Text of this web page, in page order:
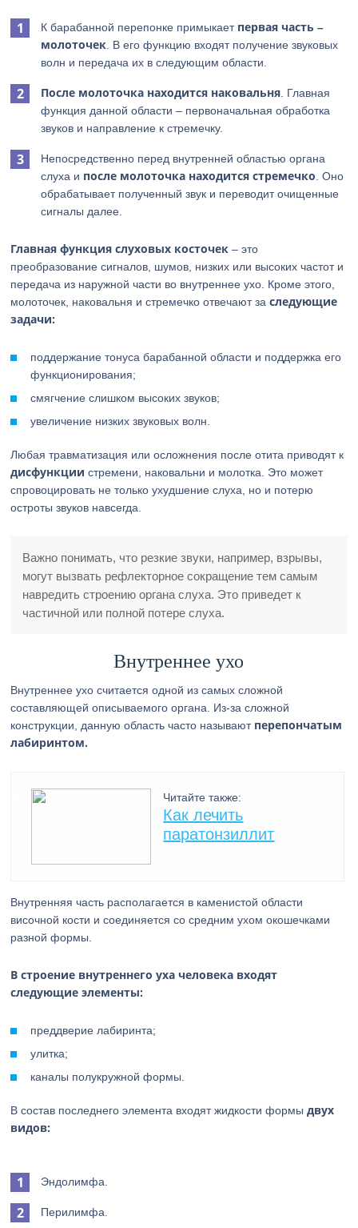
К барабанной перепонке примыкает первая часть –
молоточек . В его функцию входят получение звуковых
волн и передача их в следующим области.
После молоточка находится наковальня . Главная
функция данной области – первоначальная обработка
звуков и направление к стремечку.
Непосредственно перед внутренней областью органа
слуха и после молоточка находится стремечко . Оно
обрабатывает полученный звук и переводит очищенные
сигналы далее.
Главная функция слуховых косточек – это
преобразование сигналов, шумов, низких или высоких частот и
передача из наружной части во внутреннее ухо. Кроме этого,
молоточек, наковальня и стремечко отвечают заследующие
задачи:
поддержание тонуса барабанной области и поддержка его
функционирования;
смягчение слишком высоких звуков;
увеличение низких звуковых волн.
Любая травматизация или осложнения после отита приводят к
дисфункции стремени, наковальни и молотка. Это может
спровоцировать не только ухудшение слуха, но и потерю
остроты звуков навсегда.
Важно понимать, что резкие звуки, например, взрывы,
могут вызвать рефлекторное сокращение тем самым
навредить строению органа слуха. Это приведет к
частичной или полной потере слуха.
Внутреннее ухо
Внутреннее ухо считается одной из самых сложной
составляющей описываемого органа. Из-за сложной
конструкции, данную область часто называют перепончатым
лабиринтом.
Читайте также:
Как лечить
паратонзиллит
Внутренняя часть располагается в каменистой области
височной кости и соединяется со средним ухом окошечками
разной формы.
В строение внутреннего уха человека входят
следующие элементы:
преддверие лабиринта;
улитка;
каналы полукружной формы.
В состав последнего элемента входят жидкости формыдвух
видов:
Эндолимфа.
Перилимфа.